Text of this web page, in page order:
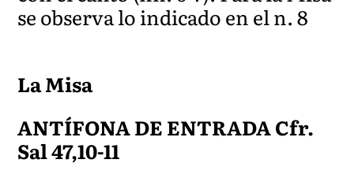
se observa lo indicado en el n. 8
La Misa
ANTÍFONA DE ENTRADA Cfr.
Sal 47,10-11